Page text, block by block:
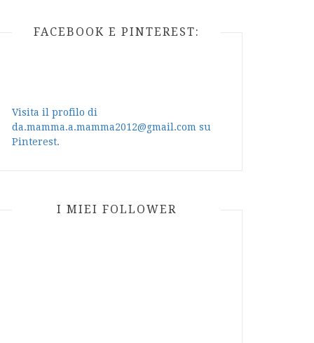
FACEBOOK E PINTEREST:
Visita il profilo di
da.mamma.a.mamma2012@gmail.com su
Pinterest.
I MIEI FOLLOWER